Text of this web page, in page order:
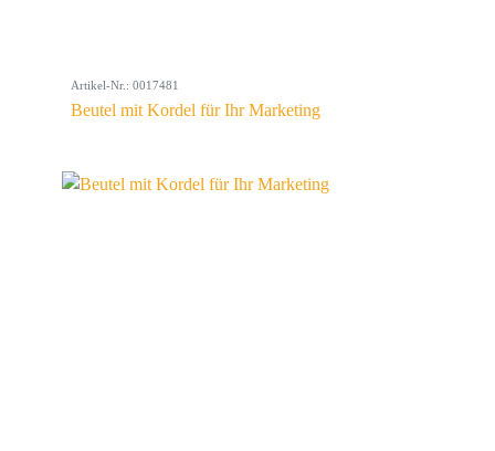
Artikel-Nr.: 0017481
Beutel mit Kordel für Ihr Marketing